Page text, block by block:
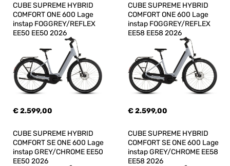
CUBE SUPREME HYBRID
COMFORT ONE 600 Lage
instap FOGGREY/REFLEX
EE50 EE50 2026
€ 2.599,00
CUBE SUPREME HYBRID
COMFORT ONE 600 Lage
instap FOGGREY/REFLEX
EE58 EE58 2026
€ 2.599,00
CUBE SUPREME HYBRID
COMFORT SE ONE 600 Lage
instap GREY/CHROME EE50
EE50 2026
CUBE SUPREME HYBRID
COMFORT SE ONE 600 Lage
instap GREY/CHROME EE58
EE58 2026